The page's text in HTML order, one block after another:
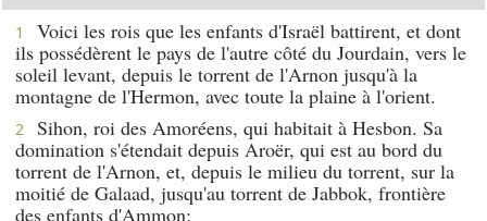
1
Voici les rois que les enfants d'Israël battirent, et dont
ils possédèrent le pays de l'autre côté du Jourdain, vers le
soleil levant, depuis le torrent de l'Arnon jusqu'à la
montagne de l'Hermon, avec toute la plaine à l'orient.
2
Sihon, roi des Amoréens, qui habitait à Hesbon. Sa
domination s'étendait depuis Aroër, qui est au bord du
torrent de l'Arnon, et, depuis le milieu du torrent, sur la
moitié de Galaad, jusqu'au torrent de Jabbok, frontière
des enfants d'Ammon;